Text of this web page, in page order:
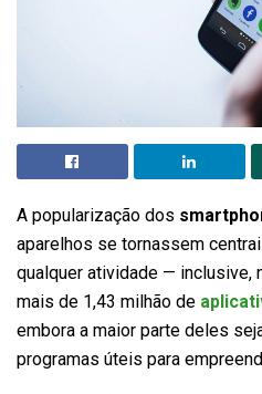
A popularização dos
aparelhos se tornassem
qualquer atividade — inclusive,
mais de 1,43 milhão de
embora a maior parte deles
programas úteis para